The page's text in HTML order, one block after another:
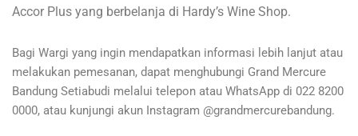
Accor Plus yang berbelanja di Hardy’s Wine Shop.
Bagi Wargi yang ingin mendapatkan informasi lebih lanjut atau
melakukan pemesanan, dapat menghubungi Grand Mercure
Bandung Setiabudi melalui telepon atau WhatsApp di 022 8200
0000, atau kunjungi akun Instagram @grandmercurebandung.